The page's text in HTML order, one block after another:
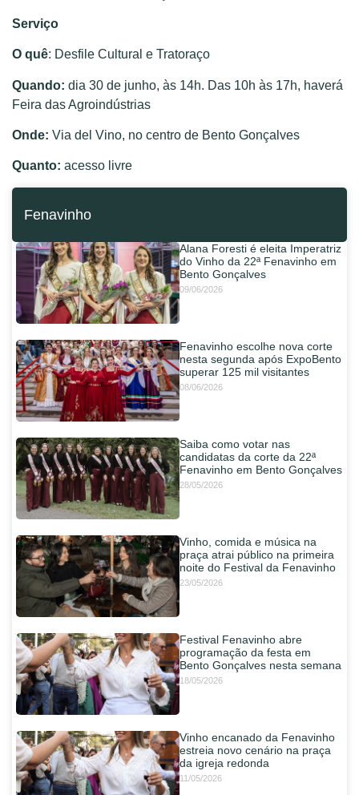
Serviço
O quê: Desfile Cultural e Tratoraço
Quando: dia 30 de junho, às 14h. Das 10h às 17h, haverá
Feira das Agroindústrias
Onde: Via del Vino, no centro de Bento Gonçalves
Quanto: acesso livre
Fenavinho
Alana Foresti é eleita Imperatriz
do Vinho da 22ª Fenavinho em
Bento Gonçalves
09/06/2026
Fenavinho escolhe nova corte
nesta segunda após ExpoBento
superar 125 mil visitantes
08/06/2026
Saiba como votar nas
candidatas da corte da 22ª
Fenavinho em Bento Gonçalves
28/05/2026
Vinho, comida e música na
praça atrai público na primeira
noite do Festival da Fenavinho
23/05/2026
Festival Fenavinho abre
programação da festa em
Bento Gonçalves nesta semana
18/05/2026
Vinho encanado da Fenavinho
estreia novo cenário na praça
da igreja redonda
11/05/2026